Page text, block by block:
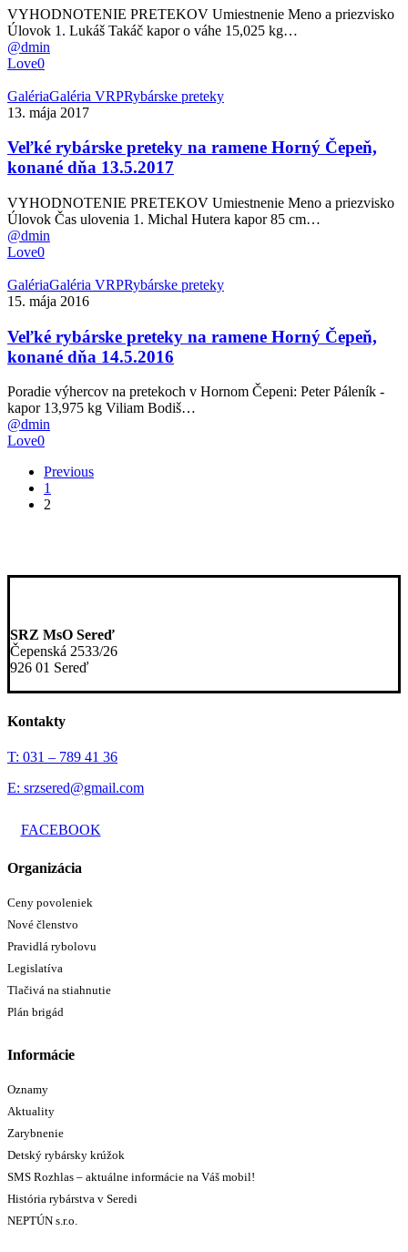
konané
dňa
12.5.2018
VYHODNOTENIE PRETEKOV Umiestnenie Meno a priezvisko
Úlovok 1. Lukáš Takáč kapor o váhe 15,025 kg…
@dmin
Love0
Veľké
rybárske
na
ramene
Horný
konané
dňa
13.5.2017
GalériaGaléria VRPRybárske preteky
13. mája 2017
Veľké rybárske preteky na ramene Horný Čepeň,
konané dňa 13.5.2017
VYHODNOTENIE PRETEKOV Umiestnenie Meno a priezvisko
Úlovok Čas ulovenia 1. Michal Hutera kapor 85 cm…
@dmin
Love0
Veľké
rybárske
na
ramene
Horný
konané
dňa
14.5.2016
GalériaGaléria VRPRybárske preteky
15. mája 2016
Veľké rybárske preteky na ramene Horný Čepeň,
konané dňa 14.5.2016
Poradie výhercov na pretekoch v Hornom Čepeni: Peter Páleník -
kapor 13,975 kg Viliam Bodiš…
@dmin
Love0
Previous
1
2
SRZ MsO Sereď
Čepenská 2533/26
926 01 Sereď
Kontakty
T: 031 – 789 41 36
E: srzsered@gmail.com
FACEBOOK
Organizácia
Ceny povoleniek
Nové členstvo
Pravidlá rybolovu
Legislatíva
Tlačivá na stiahnutie
Plán brigád
Informácie
Oznamy
Aktuality
Zarybnenie
Detský rybársky krúžok
SMS Rozhlas – aktuálne informácie na Váš mobil!
História rybárstva v Seredi
NEPTÚN s.r.o.